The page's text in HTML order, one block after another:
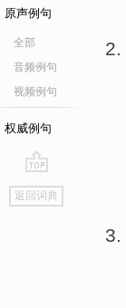
原声例句
全部
音频例句
视频例句
权威例句
go
top
返回词典